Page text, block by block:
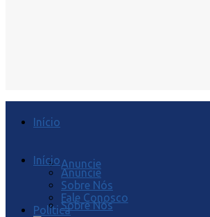
Início
Anuncie
Sobre Nós
Início
Anuncie
Sobre Nós
Fale Conosco
Política